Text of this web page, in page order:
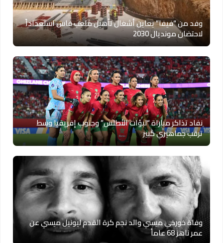
وفد من “فيفا” يعاين أشغال تأهيل ملعب فاس استعداداً
لاحتضان مونديال 2030
نفاد تذاكر مباراة “لبؤات الأطلس” وجنوب إفريقيا وسط
ترقب جماهيري كبير
وفاة خورخي ميسي والد نجم كرة القدم ليونيل ميسي عن
عمر ناهز 68 عاماً